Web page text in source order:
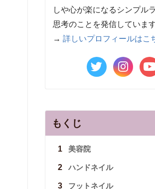
しや心が楽になるシンプル
思考のことを発信しています
→詳しいプロフィールはこ
もくじ
1 美容院
2 ハンドネイル
3 フットネイル